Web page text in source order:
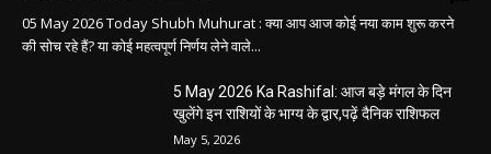
05 May 2026 Today Shubh Muhurat : क्या आप आज कोई नया काम शुरू करने
की सोच रहे हैं? या कोई महत्वपूर्ण निर्णय लेने वाले...
5 May 2026 Ka Rashifal: आज बड़े मंगल के दिन
खुलेंगे इन राशियों के भाग्य के द्वार,पढ़ें दैनिक राशिफल
May 5, 2026